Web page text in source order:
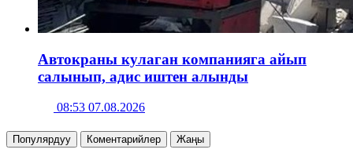
Автокраны кулаган компанияга айып
салынып, адис иштен алынды
08:53 07.08.2026
Популярдуу Коментарийлер Жаңы